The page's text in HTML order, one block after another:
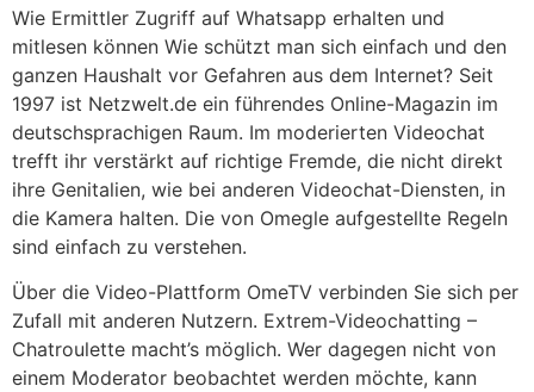
Wie Ermittler Zugriff auf Whatsapp erhalten und
mitlesen können Wie schützt man sich einfach und den
ganzen Haushalt vor Gefahren aus dem Internet? Seit
1997 ist Netzwelt.de ein führendes Online-Magazin im
deutschsprachigen Raum. Im moderierten Videochat
trefft ihr verstärkt auf richtige Fremde, die nicht direkt
ihre Genitalien, wie bei anderen Videochat-Diensten, in
die Kamera halten. Die von Omegle aufgestellte Regeln
sind einfach zu verstehen.
Über die Video-Plattform OmeTV verbinden Sie sich per
Zufall mit anderen Nutzern. Extrem-Videochatting –
Chatroulette macht’s möglich. Wer dagegen nicht von
einem Moderator beobachtet werden möchte, kann